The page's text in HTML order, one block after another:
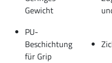
Gewicht
PU-
Beschichtung
für Grip